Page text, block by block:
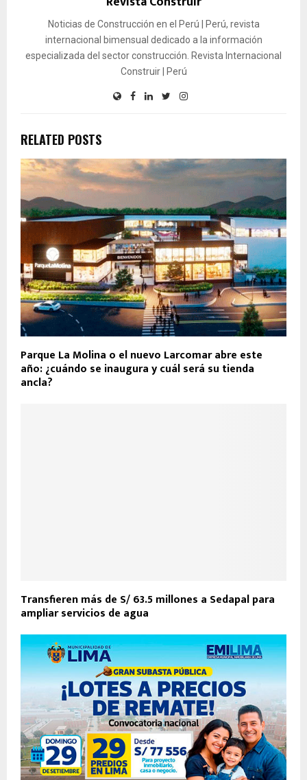
Noticias de Construcción en el Perú | Perú, revista
internacional bimensual dedicado a la información
especializada del sector construcción. Revista Internacional
Construir | Perú
RELATED POSTS
Parque La Molina o el nuevo Larcomar abre este
año: ¿cuándo se inaugura y cuál será su tienda
ancla?
Transfieren más de S/ 63.5 millones a Sedapal para
ampliar servicios de agua